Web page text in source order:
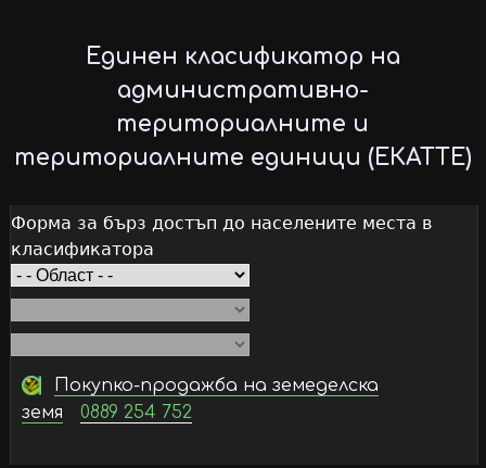
to
main
content
Единен класификатор на
административно-
териториалните и
териториалните единици (ЕКАТТЕ)
Форма за бърз достъп до населените места в
класификатора
Покупко-продажба на земеделска
земя
0889 254 752